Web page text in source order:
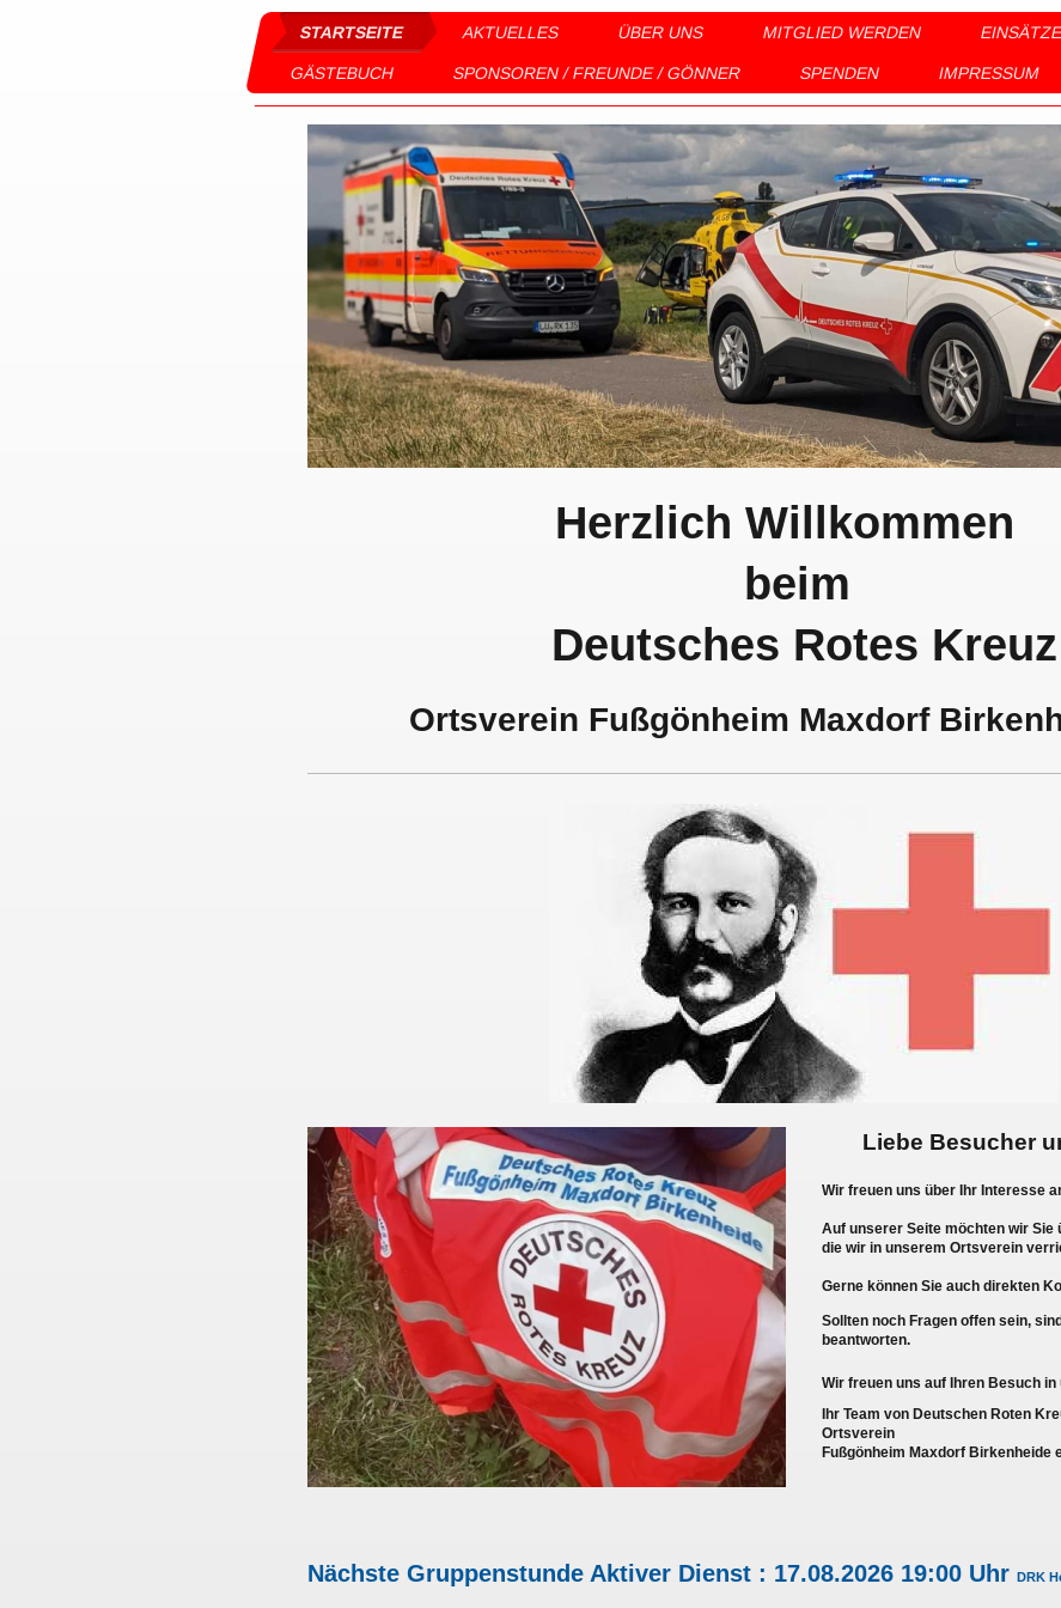
STARTSEITE AKTUELLES ÜBER UNS MITGLIED WERDEN
GÄSTEBUCH SPONSOREN / FREUNDE / GÖNNER SPENDEN IMPRESSUM
Komm, mach mit...!
... Rotes
Herzlich
Deutsches Rotes Kreuz
Ortsverein Fußgönheim Maxdorf
Liebe Besucher
Wir freuen uns über Ihr Interesse
Auf unserer Seite möchten wir
die wir in unserem Ortsverein
Gerne können Sie auch direkten
Sollten noch Fragen offen sein,
beantworten.
Wir freuen uns auf Ihren Besuch
Ihr Team von Deutschen Roten
Ortsverein
Fußgönheim Maxdorf Birkenheide
Nächste Gruppenstunde Aktiver Dienst : 17.08.2026 19:00 Uhr DRK